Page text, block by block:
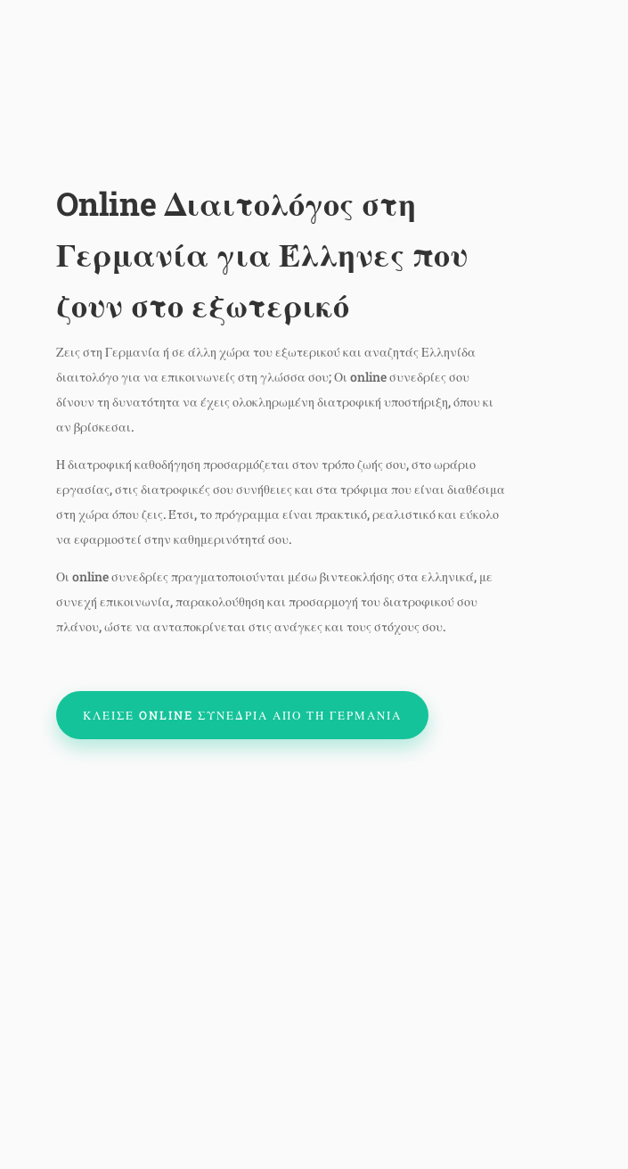
Online Διαιτολόγος στη
Γερμανία για Έλληνες που
ζουν στο εξωτερικό
Ζεις στη Γερμανία ή σε άλλη χώρα του εξωτερικού και αναζητάς Ελληνίδα
διαιτολόγο για να επικοινωνείς στη γλώσσα σου; Οι online συνεδρίες σου
δίνουν τη δυνατότητα να έχεις ολοκληρωμένη διατροφική υποστήριξη, όπου κι
αν βρίσκεσαι.
Η διατροφική καθοδήγηση προσαρμόζεται στον τρόπο ζωής σου, στο ωράριο
εργασίας, στις διατροφικές σου συνήθειες και στα τρόφιμα που είναι διαθέσιμα
στη χώρα όπου ζεις. Έτσι, το πρόγραμμα είναι πρακτικό, ρεαλιστικό και εύκολο
να εφαρμοστεί στην καθημερινότητά σου.
Οι online συνεδρίες πραγματοποιούνται μέσω βιντεοκλήσης στα ελληνικά, με
συνεχή επικοινωνία, παρακολούθηση και προσαρμογή του διατροφικού σου
πλάνου, ώστε να ανταποκρίνεται στις ανάγκες και τους στόχους σου.
ΚΛΕΙΣΕ ONLINE ΣΥΝΕΔΡΙΑ ΑΠΟ ΤΗ ΓΕΡΜΑΝΙΑ